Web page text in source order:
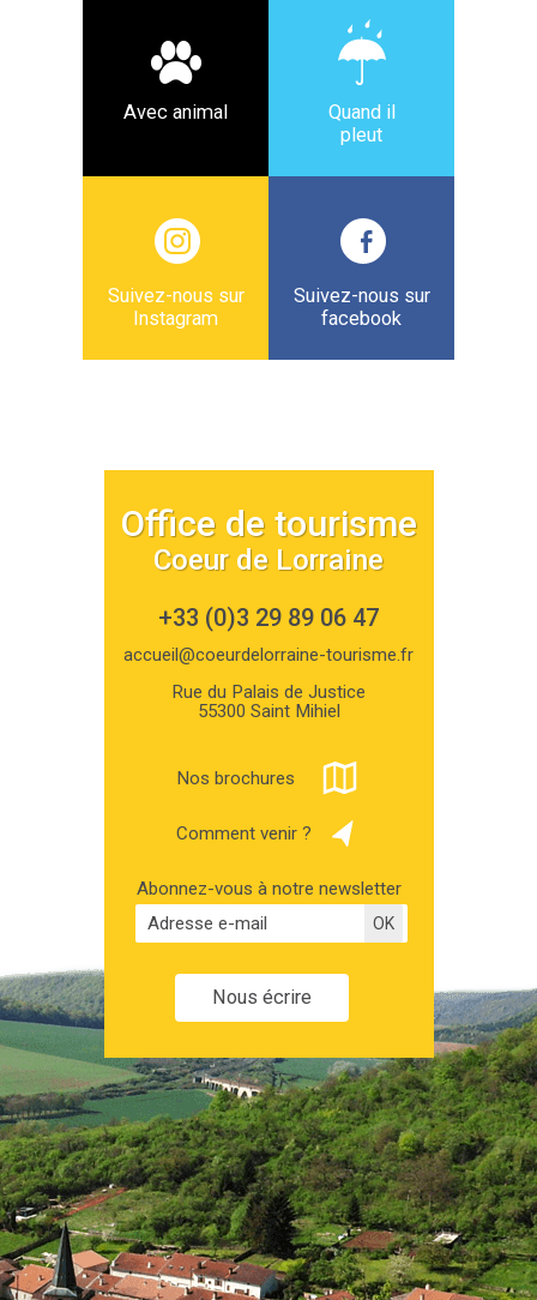
Avec animal
Quand il
pleut
Suivez-nous sur
Instagram
Suivez-nous sur
facebook
Office de tourisme
Coeur de Lorraine
+33 (0)3 29 89 06 47
accueil@coeurdelorraine-tourisme.fr
Rue du Palais de Justice
55300 Saint Mihiel
Nos brochures
Comment venir ?
Abonnez-vous à notre newsletter
Nous écrire